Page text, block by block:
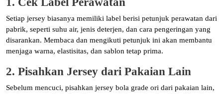
Setiap jersey biasanya memiliki label berisi petunjuk perawatan dari
pabrik, seperti suhu air, jenis deterjen, dan cara pengeringan yang
disarankan. Membaca dan mengikuti petunjuk ini akan membantu
menjaga warna, elastisitas, dan sablon tetap prima.
2. Pisahkan Jersey dari Pakaian Lain
Sebelum mencuci, pisahkan jersey bola grade ori dari pakaian lain,